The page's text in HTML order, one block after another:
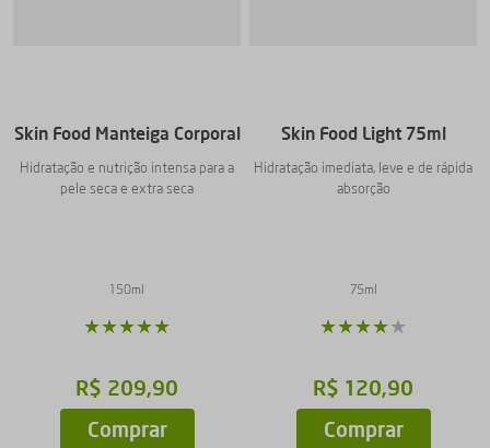
Skin Food Manteiga Corporal
Hidratação e nutrição intensa para a
pele seca e extra seca
150ml
★★★★★
R$ 209,90
Comprar
Skin Food Light 75ml
Hidratação imediata, leve e de rápida
absorção
75ml
★★★★
R$ 120,90
Comprar